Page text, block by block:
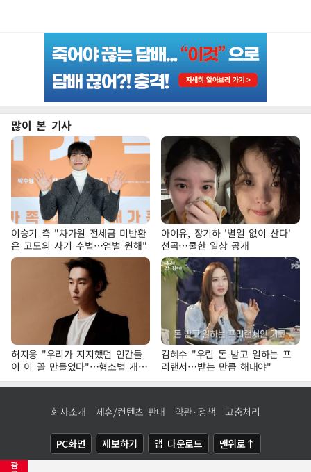
광
많이 본 기사
이승기 측 "차가원 전세금 미반환
은 고도의 사기 수법…엄벌 원해"
아이유, 장기하 '별일 없이 산다'
선곡…쿨한 일상 공개
허지웅 "우리가 지지했던 인간들
이 이 꼴 만들었다"…형소법 개정
에 격한 반응
김혜수 "우린 돈 받고 일하는 프
리랜서…받는 만큼 해내야"
회사소개 제휴/컨텐츠 판매 약관·정책 고충처리
PC화면 제보하기 앱 다운로드 맨위로↑